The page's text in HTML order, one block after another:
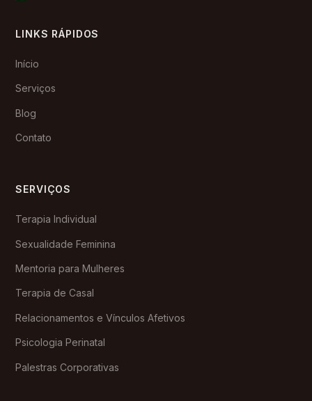
LINKS RÁPIDOS
Início
Serviços
Blog
Contato
SERVIÇOS
Terapia Individual
Sexualidade Feminina
Mentoria para Mulheres
Terapia de Casal
Relacionamentos e Vínculos Afetivos
Psicologia Perinatal
Palestras Corporativas